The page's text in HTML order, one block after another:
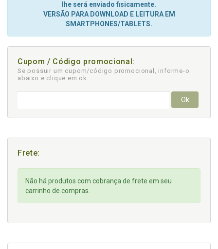
lhe será enviado fisicamente.
VERSÃO PARA DOWNLOAD E LEITURA EM
SMARTPHONES/TABLETS.
Cupom / Código promocional:
Se possuir um cupom/código promocional, informe-o
abaixo e clique em ok
Ok
Frete:
Não há produtos com cobrança de frete em seu
carrinho de compras.